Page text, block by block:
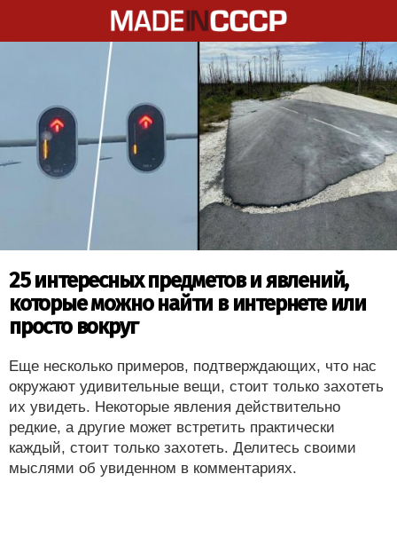
25 интересных предметов и явлений,
которые можно найти в интернете или
просто вокруг
Еще несколько примеров, подтверждающих, что нас
окружают удивительные вещи, стоит только захотеть
их увидеть. Некоторые явления действительно
редкие, а другие может встретить практически
каждый, стоит только захотеть. Делитесь своими
мыслями об увиденном в комментариях.